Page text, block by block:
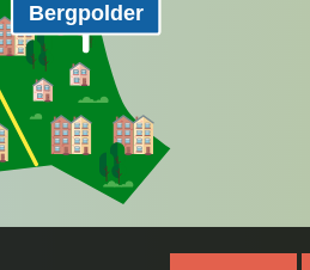
Bergpolder